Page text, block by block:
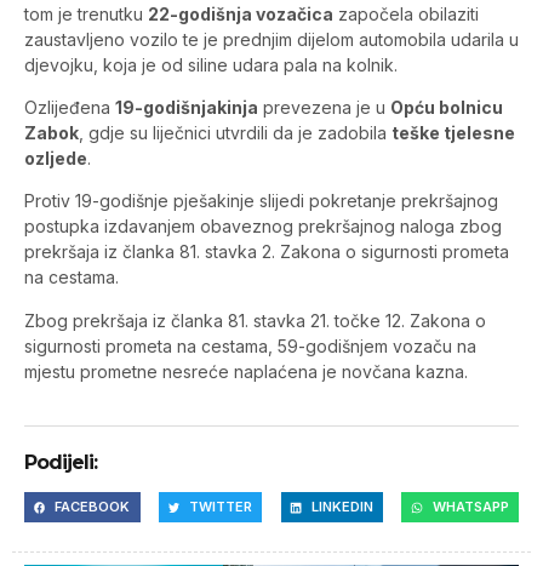
tom je trenutku 22-godišnja vozačica započela obilaziti
zaustavljeno vozilo te je prednjim dijelom automobila udarila u
djevojku, koja je od siline udara pala na kolnik.
Ozlijeđena 19-godišnjakinja prevezena je u Opću bolnicu
Zabok , gdje su liječnici utvrdili da je zadobila teške tjelesne
ozljede.
Protiv 19-godišnje pješakinje slijedi pokretanje prekršajnog
postupka izdavanjem obaveznog prekršajnog naloga zbog
prekršaja iz članka 81. stavka 2. Zakona o sigurnosti prometa
na cestama.
Zbog prekršaja iz članka 81. stavka 21. točke 12. Zakona o
sigurnosti prometa na cestama, 59-godišnjem vozaču na
mjestu prometne nesreće naplaćena je novčana kazna.
Podijeli:
FACEBOOK TWITTER LINKEDIN WHATSAPP